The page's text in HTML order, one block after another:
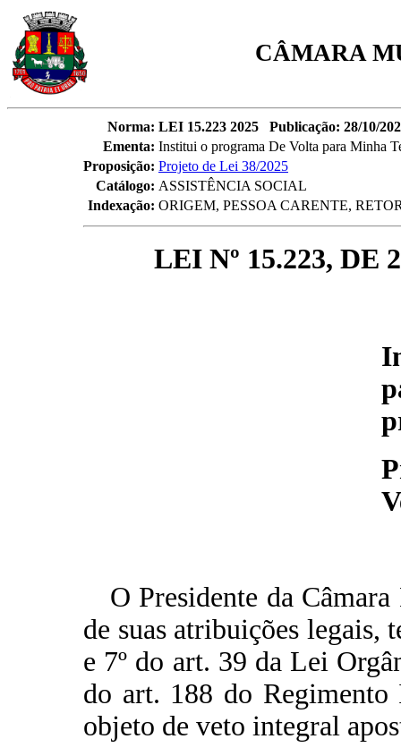
CÂMARA
Norma: LEI 15.223 2025 Publicação: 28/10/
Ementa: Institui o programa De Volta para Minha
Proposição: Projeto de Lei 38/2025
Catálogo: ASSISTÊNCIA SOCIAL
Indexação: ORIGEM, PESSOA CARENTE,
LEI Nº 15.223, DE
O Presidente da
de suas atribuições legais,
e 7º do art. 39 da Lei
do art. 188 do
objeto de veto integral